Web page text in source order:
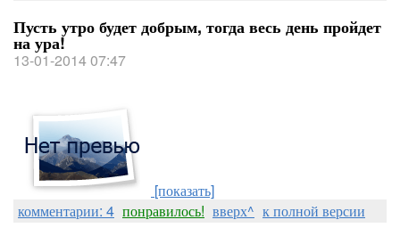
Пусть утро будет добрым, тогда весь день пройдет
на ура!
13-01-2014 07:47
[показать]
комментарии: 4 понравилось! вверх^ к полной версии